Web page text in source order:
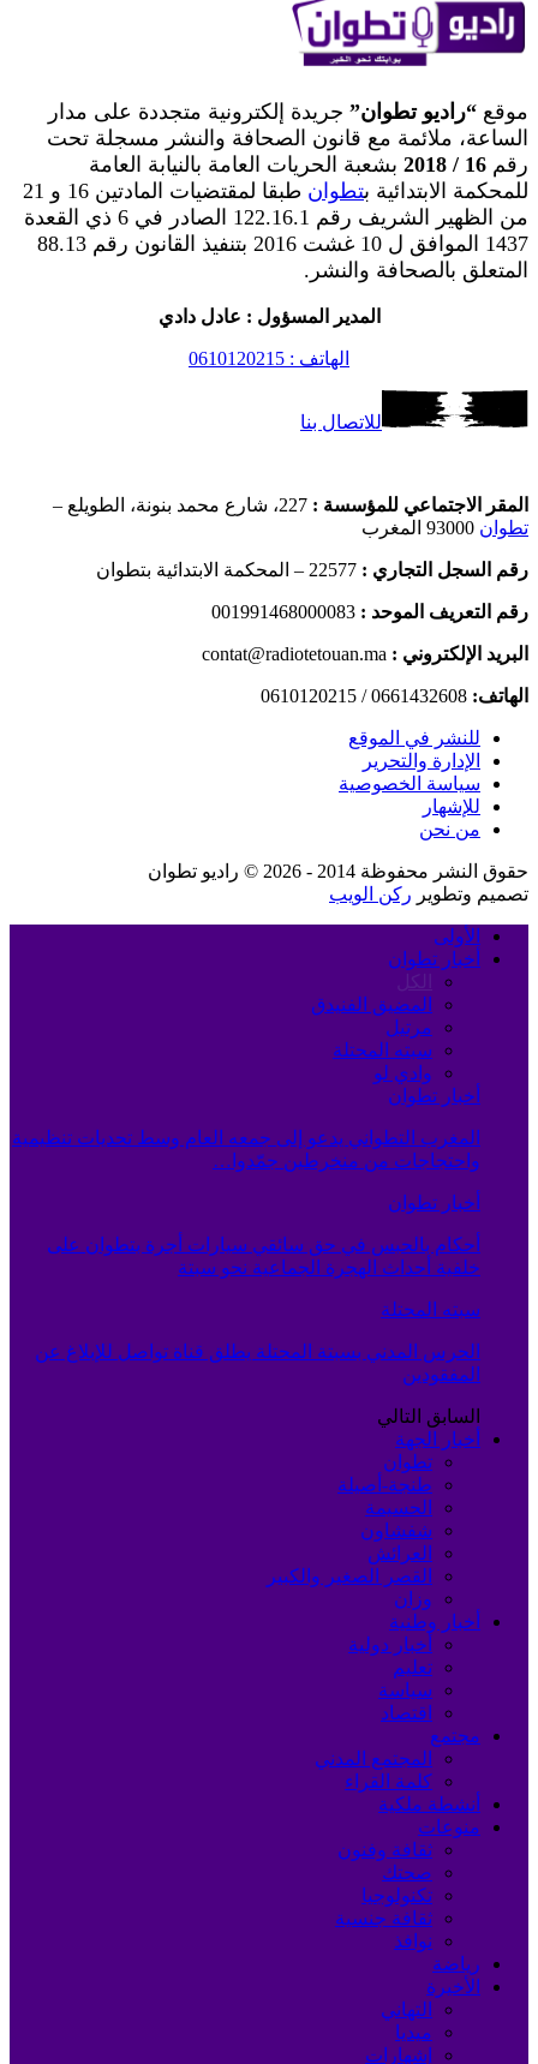
موقع “راديو تطوان” جريدة إلكترونية متجددة على مدار
الساعة، ملائمة مع قانون الصحافة والنشر مسجلة تحت
رقم 16 / 2018
بشعبة الحريات العامة بالنيابة العامة
للمحكمة الابتدائية بتطوان
طبقا لمقتضيات المادتين 16 و 21
من الظهير الشريف رقم 122.16.1 الصادر في 6 ذي القعدة
1437 الموافق ل 10 غشت 2016 بتنفيذ القانون رقم 88.13
المتعلق بالصحافة والنشر.
المدير المسؤول : عادل دادي
الهاتف : 0610120215
للاتصال بنا
المقر الاجتماعي للمؤسسة : 227، شارع محمد بنونة، الطويلع –
تطوان
رقم السجل التجاري : 22577 – المحكمة الابتدائية بتطوان
رقم التعريف الموحد : 001991468000083
البريد الإلكتروني : contat@radiotetouan.ma
الهاتف: 0661432608 / 0610120215
للنشر في الموقع
الإدارة والتحرير
سياسة الخصوصية
للإشهار
من نحن
حقوق النشر محفوظة 2014 - 2026 © راديو تطوان
تصميم وتطوير ركن الويب
الأولى
أخبار تطوان
الكل
المضيق الفنيدق
مرتيل
سبته المحتلة
وادي لو
أخبار تطوان
المغرب التطواني يدعو إلى جمعه العام وسط تحديات تنظيمية
واحتجاجات من منخرطين جمّدوا…
أخبار تطوان
أحكام بالحبس في حق سائقي سيارات أجرة بتطوان على
خلفية أحداث الهجرة الجماعية نحو سبتة
سبته المحتلة
الحرس المدني بسبتة المحتلة يطلق قناة تواصل للإبلاغ عن
المفقودين
السابق التالي
أخبار الجهة
تطوان
طنجة-أصيلة
الحسيمة
شفشاون
العرائش
القصر الصغير والكبير
وزان
أخبار وطنية
أخبار دولية
تعليم
سياسة
اقتصاد
مجتمع
المجتمع المدني
كلمة القراء
أنشطة ملكية
منوعات
ثقافة وفنون
صحتك
تكنولوجيا
ثقافة جنسية
نوافذ
رياضة
الأخيرة
التهاني
ميديا
إشهارات